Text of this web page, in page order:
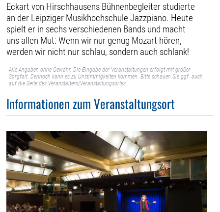
Eckart von Hirschhausens Bühnenbegleiter studierte
an der Leipziger Musikhochschule Jazzpiano. Heute
spielt er in sechs verschiedenen Bands und macht
uns allen Mut: Wenn wir nur genug Mozart hören,
werden wir nicht nur schlau, sondern auch schlank!
Alle Angaben ohne Gewähr. Die Eingabe der Veranstaltungen erfolgt mit großer
Sorgfalt. Dennoch kann es zu Unstimmigkeiten kommen. Bitte schauen Sie ggf. auch
auf die Seite des Veranstalters/Veranstaltungsortes.
Informationen zum Veranstaltungsort